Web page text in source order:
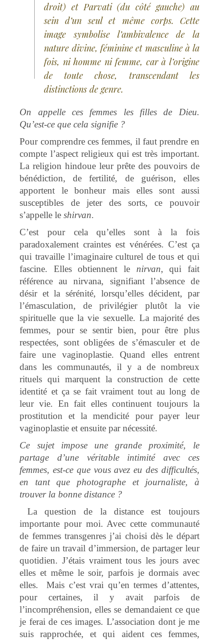
droit) et Parvati (du côté gauche) au
sein d’un seul et même corps. Cette
image symbolise l’ambivalence de la
nature divine, féminine et masculine à la
fois, ni homme ni femme, car à l’origine
de toute chose, transcendant les
distinctions de genre.
On appelle ces femmes les filles de Dieu.
Qu’est-ce que cela signifie ?
Pour comprendre ces femmes, il faut prendre en
compte l’aspect religieux qui est très important.
La religion hindoue leur prête des pouvoirs de
bénédiction, de fertilité, de guérison, elles
apportent le bonheur mais elles sont aussi
susceptibles de jeter des sorts, ce pouvoir
s’appelle leshirvan.
C’est pour cela qu’elles sont à la fois
paradoxalement craintes est vénérées. C’est ça
qui travaille l’imaginaire culturel de tous et qui
fascine. Elles obtiennent le nirvan, qui fait
référence au nirvana, signifiant l’absence de
désir et la sérénité, lorsqu’elles décident, par
l’émasculation, de privilégier plutôt la vie
spirituelle que la vie sexuelle. La majorité des
femmes, pour se sentir bien, pour être plus
respectées, sont obligées de s’émasculer et de
faire une vaginoplastie. Quand elles entrent
dans les communautés, il y a de nombreux
rituels qui marquent la construction de cette
identité et ça se fait vraiment tout au long de
leur vie. En fait elles continuent toujours la
prostitution et la mendicité pour payer leur
vaginoplastie et ensuite par nécessité.
Ce sujet impose une grande proximité, le
partage d’une véritable intimité avec ces
femmes, est-ce que vous avez eu des difficultés,
en tant que photographe et journaliste, à
trouver la bonne distance ?
La question de la distance est toujours
importante pour moi. Avec cette communauté
de femmes transgenres j’ai choisi dès le départ
de faire un travail d’immersion, de partager leur
quotidien. J’étais vraiment tous les jours avec
elles et même le soir, parfois je dormais avec
elles. Mais c’est vrai qu’en termes d’attentes,
pour certaines, il y avait parfois de
l’incompréhension, elles se demandaient ce que
je ferai de ces images. L’association dont je me
suis rapprochée, et qui aident ces femmes,